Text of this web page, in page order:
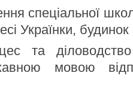
спеціальної
Українки, будинок
та
мовою